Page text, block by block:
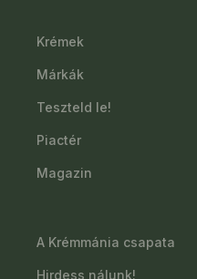
Krémek
Márkák
Teszteld le!
Piactér
Magazin
A Krémmánia csapata
Hirdess nálunk!